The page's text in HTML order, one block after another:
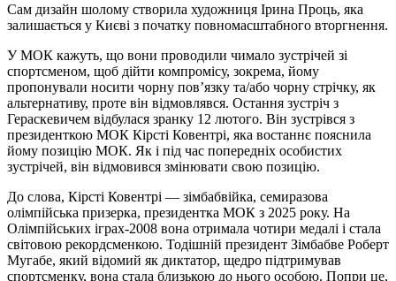
Сам дизайн шолому створила художниця Ірина Проць, яка
залишається у Києві з початку повномасштабного вторгнення.
У МОК кажуть, що вони проводили чимало зустрічей зі
спортсменом, щоб дійти компромісу, зокрема, йому
пропонували носити чорну пов’язку та/або чорну стрічку, як
альтернативу, проте він відмовлявся. Остання зустріч з
Гераскевичем відбулася зранку 12 лютого. Він зустрівся з
президенткою МОК Кірсті Ковентрі, яка востаннє пояснила
йому позицію МОК. Як і під час попередніх особистих
зустрічей, він відмовився змінювати свою позицію.
До слова, Кірсті Ковентрі — зімбабвійка, семиразова
олімпійська призерка, президентка МОК з 2025 року. На
Олімпійських іграх-2008 вона отримала чотири медалі і стала
світовою рекордсменкою. Тодішній президент Зімбабве Роберт
Мугабе, який відомий як диктатор, щедро підтримував
спортсменку, вона стала близькою до нього особою. Попри це,